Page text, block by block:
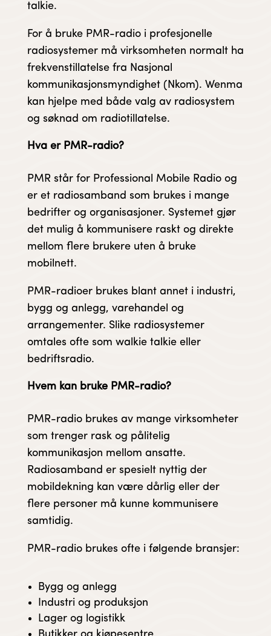
talkie.
For å bruke PMR-radio i profesjonelle
radiosystemer må virksomheten normalt ha
frekvenstillatelse fra Nasjonal
kommunikasjonsmyndighet (Nkom). Wenma
kan hjelpe med både valg av radiosystem
og søknad om radiotillatelse.
Hva er PMR-radio?
PMR står for Professional Mobile Radio og
er et radiosamband som brukes i mange
bedrifter og organisasjoner. Systemet gjør
det mulig å kommunisere raskt og direkte
mellom flere brukere uten å bruke
mobilnett.
PMR-radioer brukes blant annet i industri,
bygg og anlegg, varehandel og
arrangementer. Slike radiosystemer
omtales ofte som walkie talkie eller
bedriftsradio.
Hvem kan bruke PMR-radio?
PMR-radio brukes av mange virksomheter
som trenger rask og pålitelig
kommunikasjon mellom ansatte.
Radiosamband er spesielt nyttig der
mobildekning kan være dårlig eller der
flere personer må kunne kommunisere
samtidig.
PMR-radio brukes ofte i følgende bransjer:
Bygg og anlegg
Industri og produksjon
Lager og logistikk